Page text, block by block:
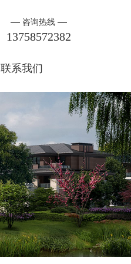
咨询热线
13758572382
联系我们